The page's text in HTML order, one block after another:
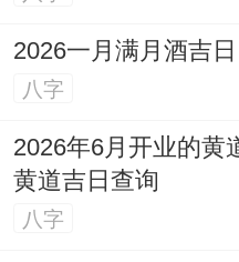
2026一月满月酒吉
八字
2026年6月开业的黄
黄道吉日查询
八字